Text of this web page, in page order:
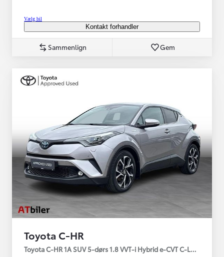
Vælg bil
Kontakt forhandler
Sammenlign Gem
Toyota C-HR
Toyota C-HR 1A SUV 5-dørs 1.8 VVT-i Hybrid e-CVT C-LUB -